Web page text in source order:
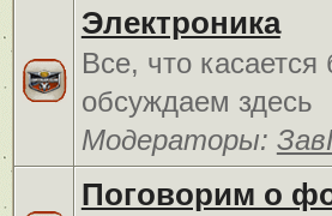
Электроника
Все, что касается
обсуждаем здесь
Модераторы:
Поговорим о